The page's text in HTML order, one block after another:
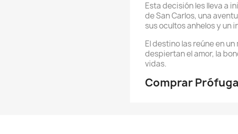
Esta decisión les lleva a
de San Carlos, una
sus ocultos anhelos y un
El destino las reúne en
despiertan el amor, la
vidas.
Comprar